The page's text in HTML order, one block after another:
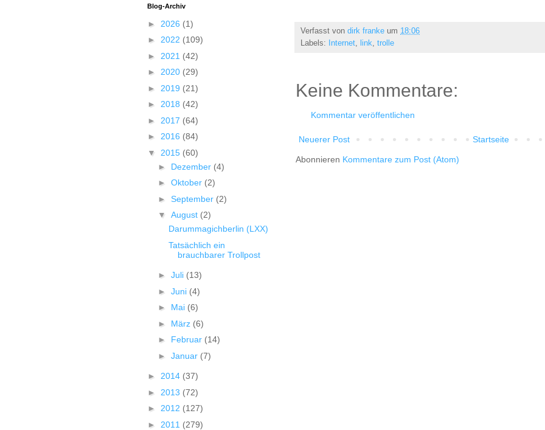
Verfasst von dirk franke um 18:06
Labels:
Internet, link, trolle
Keine Kommentare:
Kommentar veröffentlichen
Neuerer Post Startseite
Abonnieren Kommentare zum Post (Atom)
Blog-Archiv
► 2026 (1)
► 2022 (109)
► 2021 (42)
► 2020 (29)
► 2019 (21)
► 2018 (42)
► 2017 (64)
► 2016 (84)
▼ 2015 (60)
► Dezember (4)
► Oktober (2)
► September (2)
▼ August (2)
Darummagichberlin (LXX)
Tatsächlich ein
brauchbarer Trollpost
► Juli (13)
► Juni (4)
► Mai (6)
► März (6)
► Februar (14)
► Januar (7)
► 2014 (37)
► 2013 (72)
► 2012 (127)
► 2011 (279)